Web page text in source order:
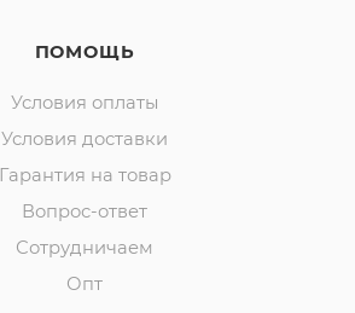
ПОМОЩЬ
Условия оплаты
Условия доставки
Гарантия на товар
Вопрос-ответ
Сотрудничаем
Опт